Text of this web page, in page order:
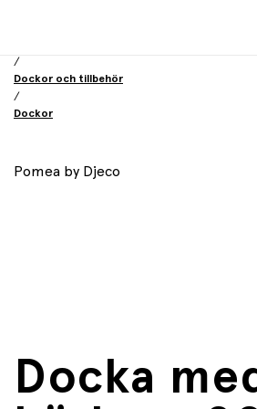
/
Dockor och tillbehör
/
Dockor
Pomea by Djeco
Docka